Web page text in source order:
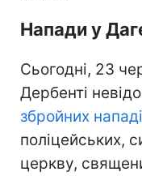
Напади у
Сьогодні, 23
Дербенті
збройних
поліцейських,
церкву,